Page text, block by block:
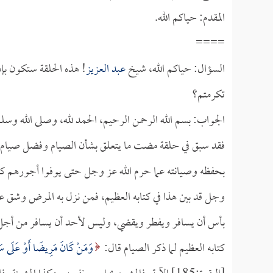
المقدم: حياكم الله.
====
السؤال: حياكم الله، شيخعبد العزيز! هذه الحلقة ستكون
تكرمتم؟
الجواب: بسم الله الرحمن الرحيم، الحمد لله، وصلى الله
فقد سبق في حلقة مضت ما يتعلق بشأن الصيام وفضل صيام
بحفظه وصيانته عما حرم الله عز وجل حتى يوفوا
وجل قد بين هذا في كتابه العظيم، فمن نزل به المرض
بأس أن يسافر ويفطر ويقضي، وليس لأحد أن يسافر من أجل
كتابه العظيم لما ذكر الصيام قال: وَمَنْ كَانَ مَرِيضًا أَوْ عَلَى